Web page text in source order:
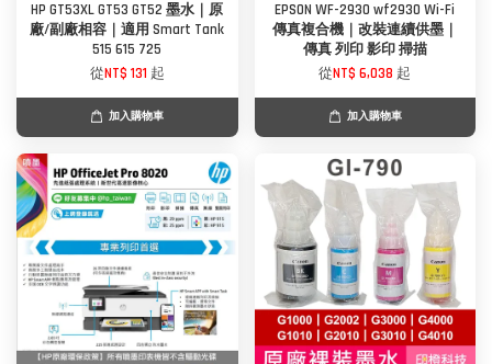
HP GT53XL GT53 GT52 墨水｜原
廠/副廠相容｜適用 Smart Tank
515 615 725
從NT$ 131 起
加入購物車
EPSON WF-2930 wf2930 Wi-Fi
傳真複合機｜改裝連續供墨｜
傳真 列印 影印 掃描
從NT$ 6,038 起
加入購物車